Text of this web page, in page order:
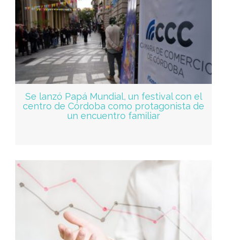
Se lanzó Papá Mundial, un festival con el
centro de Córdoba como protagonista de
un encuentro familiar